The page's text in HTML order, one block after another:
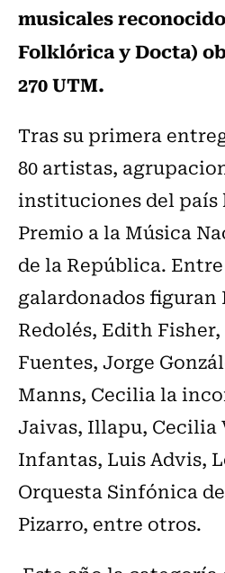
musicales
Folklórica y Docta)
270 UTM.
Tras su primera
80 artistas,
instituciones del país
Premio a la Música
de la República.
galardonados figuran
Redolés, Edith
Fuentes, Jorge
Manns, Cecilia la
Jaivas, Illapu,
Infantas, Luis Advis,
Orquesta Sinfónica
Pizarro, entre otros.